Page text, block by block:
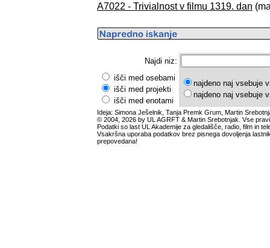
A7022 - Trivialnost v filmu 1319. dan
Najdi niz:
išči med osebami
išči med projekti
išči med enotami
najdeno naj vsebuje
najdeno naj vsebuje
Ideja: Simona Ješelnik, Tanja Premk Grum, Martin
© 2004, 2026 by UL AGRFT & Martin Srebotnjak. Vse
Podatki so last UL Akademije za gledališče, radio, film in
Vsakršna uporaba podatkov brez pisnega dovoljenja
prepovedana!